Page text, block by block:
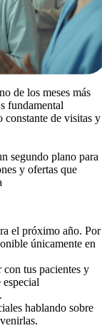
de los meses más
fundamental
constante de visitas y
segundo plano para
y ofertas que
el próximo año. Por
únicamente en
con tus pacientes y
hablando sobre